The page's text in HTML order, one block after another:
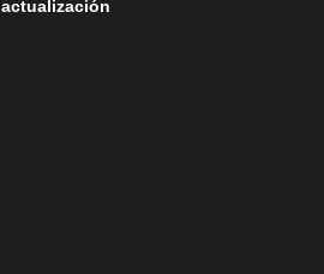
actualización